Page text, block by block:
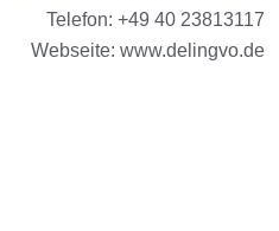
Telefon: +49 40 23813117
Webseite: www.delingvo.de